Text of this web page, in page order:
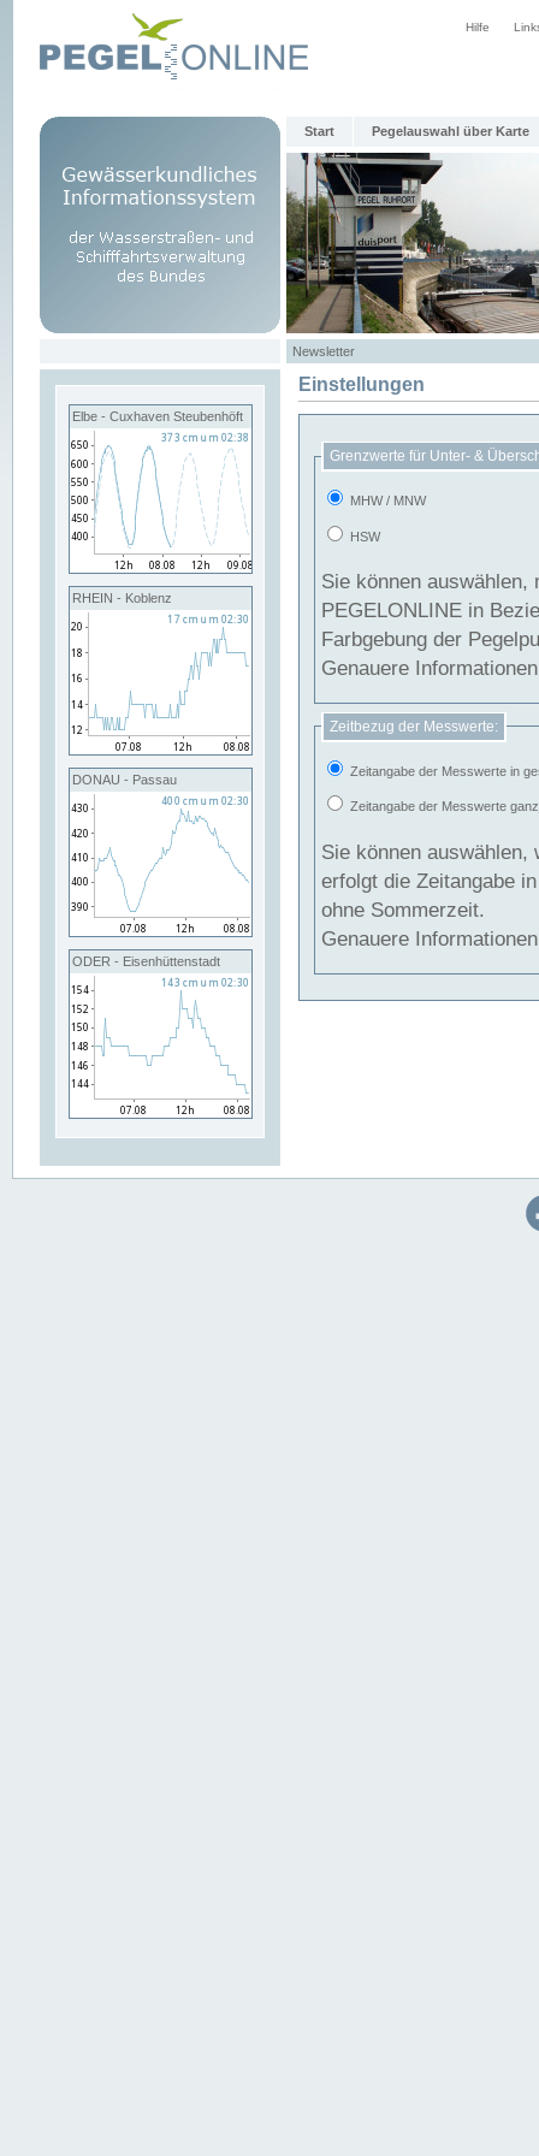
Hilfe
Start Pegelauswahl über Karte
Newsletter
Elbe - Cuxhaven Steubenhöft
RHEIN - Koblenz
DONAU - Passau
ODER - Eisenhüttenstadt
Einstellungen
Grenzwerte für Unter- &
MHW / MNW
HSW
Sie können
PEGELONLINE in Beziehung
Farbgebung der
Genauere
Zeitbezug der Messwerte:
Zeitangabe der Messwerte in
Zeitangabe der Messwerte
Sie können auswählen,
erfolgt die Zeitangabe
ohne Sommerzeit.
Genauere